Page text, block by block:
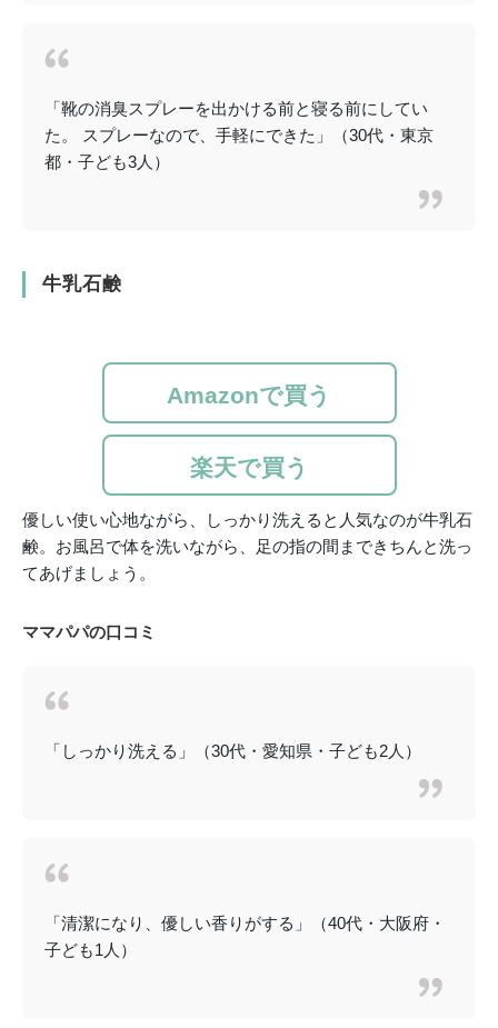
「靴の消臭スプレーを出かける前と寝る前にしてい
た。 スプレーなので、手軽にできた」（30代・東京
都・子ども3人）
牛乳石鹸
Amazonで買う
楽天で買う
優しい使い心地ながら、しっかり洗えると人気なのが牛乳石
鹸。お風呂で体を洗いながら、足の指の間まできちんと洗っ
てあげましょう。
ママパパの口コミ
「しっかり洗える」（30代・愛知県・子ども2人）
「清潔になり、優しい香りがする」（40代・大阪府・
子ども1人）